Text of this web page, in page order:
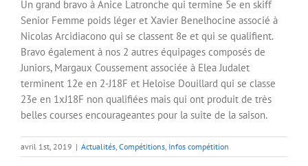
Un grand bravo à Anice Latronche qui termine 5e en skiff
Senior Femme poids léger et Xavier Benelhocine associé à
Nicolas Arcidiacono qui se classent 8e et qui se qualifient.
Bravo également à nos 2 autres équipages composés de
Juniors, Margaux Coussement associée à Elea Judalet
terminent 12e en 2-J18F et Heloise Douillard qui se classe
23e en 1xJ18F non qualifiées mais qui ont produit de très
belles courses encourageantes pour la suite de la saison.
avril 1st, 2019 | Actualités, Compétitions, Infos compétition